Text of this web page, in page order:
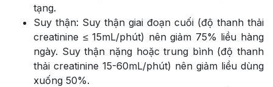
tạng.
Suy thận: Suy thận giai đoạn cuối (độ thanh thải
creatinine ≤ 15mL/phút) nên giảm 75% liều hàng
ngày. Suy thận nặng hoặc trung bình (độ thanh
thải creatinine 15-60mL/phút) nên giảm liều dùng
xuống 50%.